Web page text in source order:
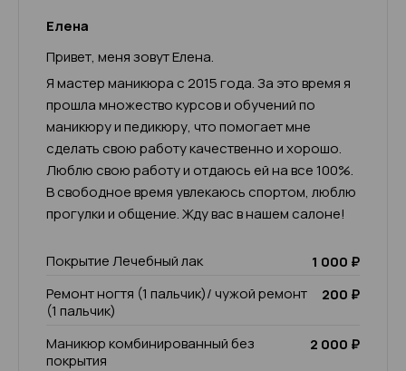
Елена
Привет, меня зовут Елена.
Я мастер маникюра с 2015 года. За это время я
прошла множество курсов и обучений по
маникюру и педикюру, что помогает мне
сделать свою работу качественно и хорошо.
Люблю свою работу и отдаюсь ей на все 100%.
В свободное время увлекаюсь спортом, люблю
прогулки и общение. Жду вас в нашем салоне!
Покрытие Лечебный лак
1 000 ₽
Ремонт ногтя (1 пальчик)/ чужой ремонт
(1 пальчик)
200 ₽
Маникюр комбинированный без
покрытия
2 000 ₽